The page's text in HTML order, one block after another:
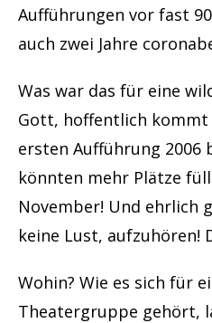
Aufführungen vor fast
auch zwei Jahre
Was war das für eine
Gott, hoffentlich kommt
ersten Aufführung 2006
könnten mehr Plätze
November! Und ehrlich
keine Lust, aufzuhören!
Wohin? Wie es sich für
Theatergruppe gehört,